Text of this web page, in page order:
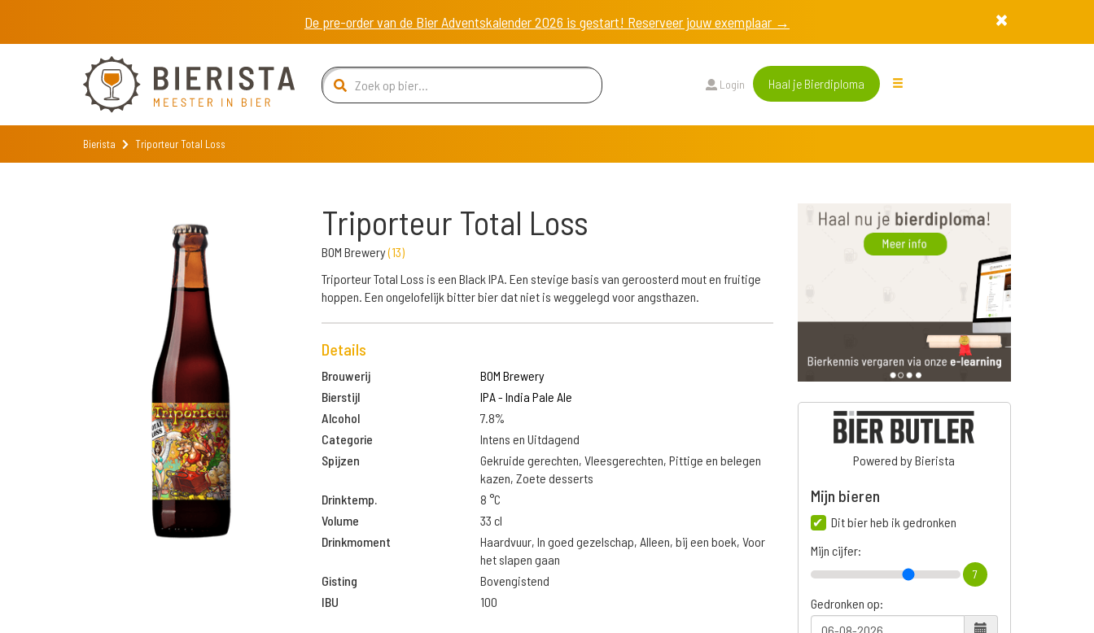
De pre-order van de Bier Adventskalender 2026 is gestart! Reserveer jouw exemplaar →
Login Haal je Bierdiploma
Bierista Triporteur Total Loss
Triporteur Total Loss
BOM Brewery(13)
Triporteur Total Loss is een Black IPA. Een stevige basis van geroosterd mout en fruitige
hoppen. Een ongelofelijk bitter bier dat niet is weggelegd voor angsthazen.
Details
Brouwerij
BOM Brewery
Bierstijl
IPA - India Pale Ale
Alcohol
7.8%
Categorie
Intens en Uitdagend
Spijzen
Gekruide gerechten, Vleesgerechten, Pittige en belegen
kazen, Zoete desserts
Drinktemp.
8 °C
Volume
33 cl
Drinkmoment
Haardvuur, In goed gezelschap, Alleen, bij een boek, Voor
het slapen gaan
Gisting
Bovengistend
IBU
100
Powered by Bierista
Mijn bieren
Dit bier heb ik gedronken
Mijn cijfer:
7
Gedronken op: